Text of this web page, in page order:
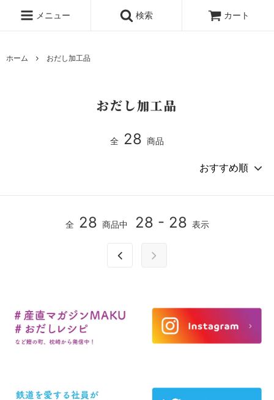
メニュー 検索 カート
ホーム おだし加工品
おだし加工品
全 28 商品
全 28 商品中 28 - 28 表示